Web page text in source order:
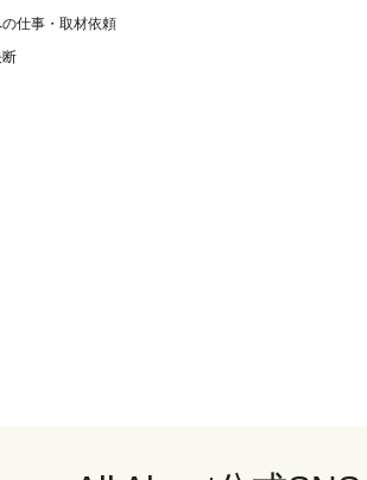
仕事・取材依頼
断